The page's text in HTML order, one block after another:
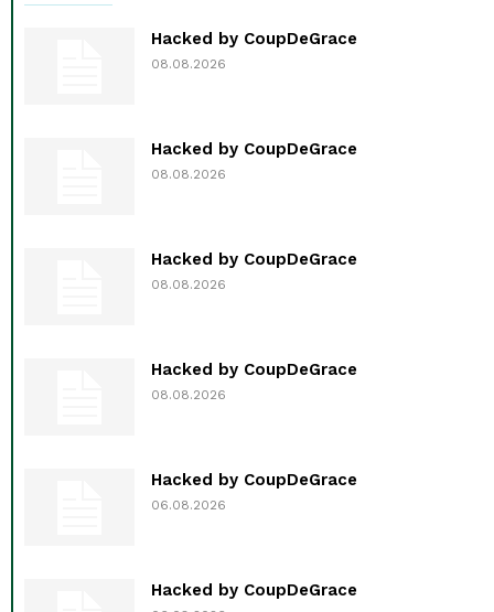
Hacked by CoupDeGrace
08.08.2026
Hacked by CoupDeGrace
08.08.2026
Hacked by CoupDeGrace
08.08.2026
Hacked by CoupDeGrace
08.08.2026
Hacked by CoupDeGrace
06.08.2026
Hacked by CoupDeGrace